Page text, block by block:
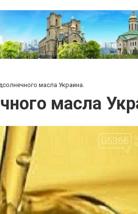
масла Украина.
масла